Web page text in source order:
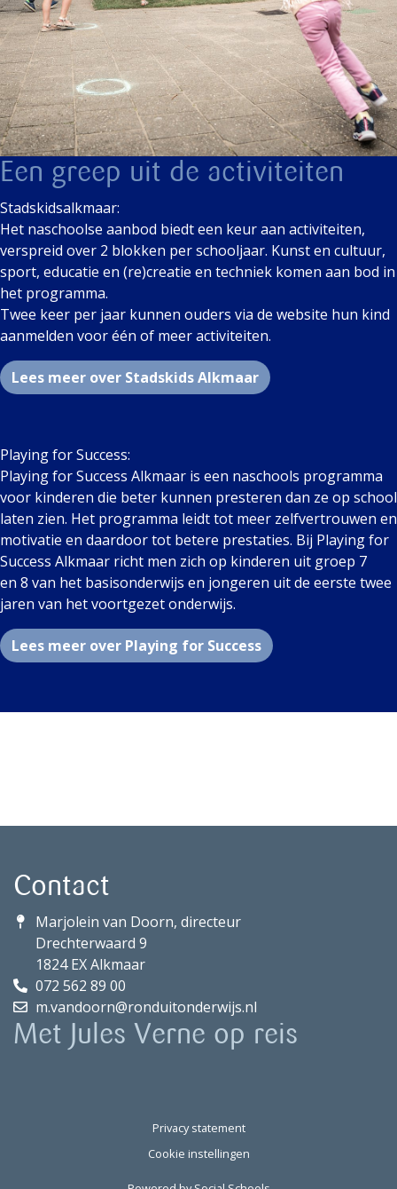
Een greep uit de activiteiten
Stadskidsalkmaar:
Het naschoolse aanbod biedt een keur aan activiteiten,
verspreid over 2 blokken per schooljaar. Kunst en cultuur,
sport, educatie en (re)creatie en techniek komen aan bod in
het programma.
Twee keer per jaar kunnen ouders via de website hun kind
aanmelden voor één of meer activiteiten.
Lees meer over Stadskids Alkmaar
Playing for Success:
Playing for Success Alkmaar is een naschools programma
voor kinderen die beter kunnen presteren dan ze op school
laten zien. Het programma leidt tot meer zelfvertrouwen en
motivatie en daardoor tot betere prestaties. Bij Playing for
Success Alkmaar richt men zich op kinderen uit groep 7
en 8 van het basisonderwijs en jongeren uit de eerste twee
jaren van het voortgezet onderwijs.
Lees meer over Playing for Success
Contact
Marjolein van Doorn, directeur
Drechterwaard 9
1824 EX Alkmaar
072 562 89 00
m.vandoorn@ronduitonderwijs.nl
Met Jules Verne op reis
Privacy statement
Cookie instellingen